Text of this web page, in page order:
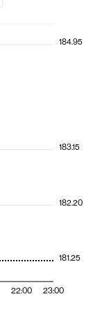
22:00 23:00
181.25
182.20
183.15
184.95